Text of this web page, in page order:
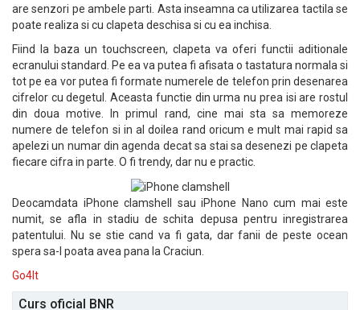
are senzori pe ambele parti. Asta inseamna ca utilizarea tactila se
poate realiza si cu clapeta deschisa si cu ea inchisa.
Fiind la baza un touchscreen, clapeta va oferi functii aditionale
ecranului standard. Pe ea va putea fi afisata o tastatura normala si
tot pe ea vor putea fi formate numerele de telefon prin desenarea
cifrelor cu degetul. Aceasta functie din urma nu prea isi are rostul
din doua motive. In primul rand, cine mai sta sa memoreze
numere de telefon si in al doilea rand oricum e mult mai rapid sa
apelezi un numar din agenda decat sa stai sa desenezi pe clapeta
fiecare cifra in parte. O fi trendy, dar nu e practic.
Deocamdata iPhone clamshell sau iPhone Nano cum mai este
numit, se afla in stadiu de schita depusa pentru inregistrarea
patentului. Nu se stie cand va fi gata, dar fanii de peste ocean
spera sa-l poata avea pana la Craciun.
Go4It
Curs oficial BNR